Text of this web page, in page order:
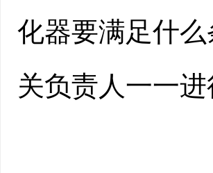
化器要满足什
关负责人一一